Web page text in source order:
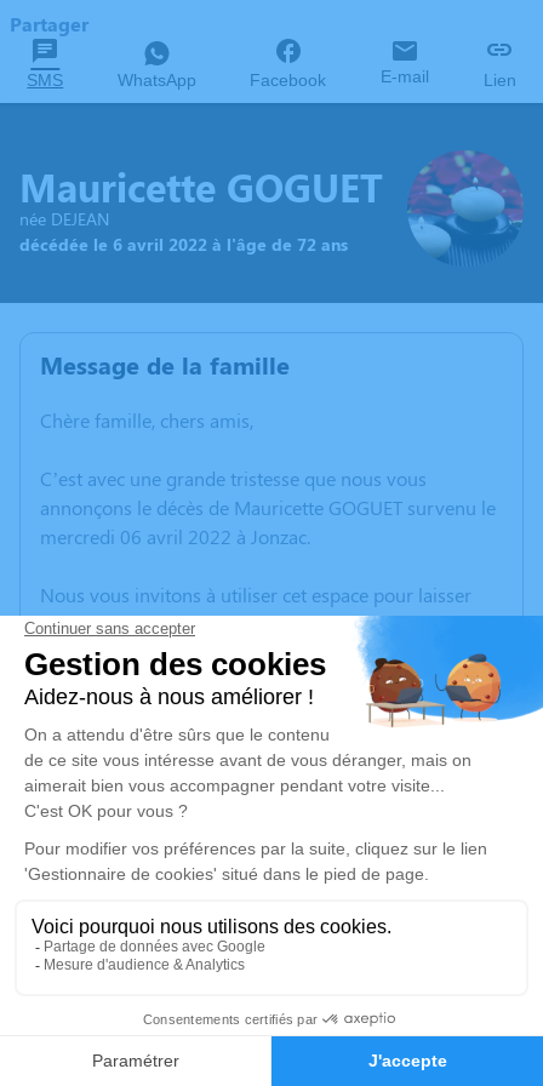
Faire-part Hommages
Partager
SMS WhatsApp Facebook E-mail Lien
Mauricette GOGUET
née DEJEAN
décédée le 6 avril 2022 à l'âge de 72 ans
Message de la famille
Chère famille, chers amis,
C’est avec une grande tristesse que nous vous
annonçons le décès de Mauricette GOGUET survenu le
mercredi 06 avril 2022 à Jonzac.
Nous vous invitons à utiliser cet espace pour laisser
vos condoléances, partager des photos souvenirs, une
anecdote ou exprimer vos pensées à travers des
poèmes ou des textes. Cet endroit est un lieu
d'expression dédié à honorer la mémoire de
Mauricette GOGUET.
Cérémonie civile
mardi 12 avril 2022 à 10h15
Crématorium de Montussan
La Loubère
Je rends hommage